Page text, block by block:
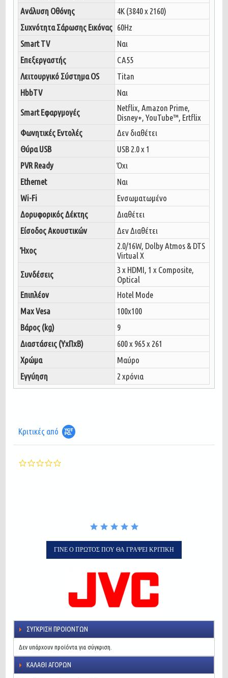
Ανάλυση Οθόνης
4K (3840 x 2160)
Συχνότητα Σάρωσης Εικόνας 60Hz
Smart TV
Ναι
Επεξεργαστής
CA55
Λειτουργικό Σύστημα OS
Titan
HbbTV
Ναι
Smart Εφαργμογές
Netflix, Amazon Prime,
Disney+, YouTube™, Ertflix
Φωνητικές Εντολές
Δεν διαθέτει
Θύρα USB
USB 2.0 x 1
PVR Ready
Όχι
Ethernet
Ναι
Wi-Fi
Ενσωματωμένο
Δορυφορικός Δέκτης
Διαθέτει
Είσοδος Ακουστικών
Δεν Διαθέτει
Ήχος
2.0/16W, Dolby Atmos & DTS
Virtual X
Συνδέσεις
3 x HDMI, 1 x Composite,
Optical
Επιπλέον
Hotel Mode
Max Vesa
100x100
Βάρος (kg)
9
Διαστάσεις (ΥxΠxΒ)
600 x 965 x 261
Χρώμα
Μαύρο
Εγγύηση
2 χρόνια
Κριτικές από
ΓΊΝΕ Ο ΠΡΏΤΟΣ ΠΟΥ ΘΑ ΓΡΆΨΕΙ ΚΡΙΤΙΚΉ
ΣΎΓΚΡΙΣΗ ΠΡΟΙΌΝΤΩΝ
Δεν υπάρχουν προϊόντα για σύγκριση.
ΚΑΛΆΘΙ ΑΓΟΡΏΝ